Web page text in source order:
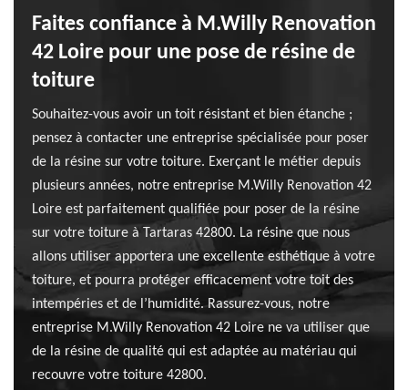
Faites confiance à M.Willy Renovation
42 Loire pour une pose de résine de
toiture
Souhaitez-vous avoir un toit résistant et bien étanche ;
pensez à contacter une entreprise spécialisée pour poser
de la résine sur votre toiture. Exerçant le métier depuis
plusieurs années, notre entreprise M.Willy Renovation 42
Loire est parfaitement qualifiée pour poser de la résine
sur votre toiture à Tartaras 42800. La résine que nous
allons utiliser apportera une excellente esthétique à votre
toiture, et pourra protéger efficacement votre toit des
intempéries et de l’humidité. Rassurez-vous, notre
entreprise M.Willy Renovation 42 Loire ne va utiliser que
de la résine de qualité qui est adaptée au matériau qui
recouvre votre toiture 42800.